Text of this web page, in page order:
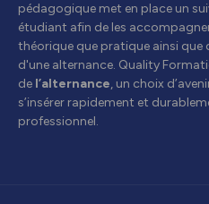
pédagogique met en place un
étudiant afin de les
théorique que pratique ainsi que
d'une alternance. Quality
de l’alternance, un choix
s’insérer rapidement et
professionnel.